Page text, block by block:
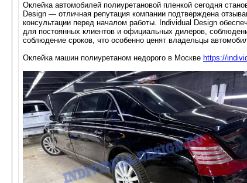
Оклейка автомобилей полиуретановой пленкой сегодня
Design — отличная репутация компании подтверждена
консультации перед началом работы. Individual Design
для постоянных клиентов и официальных дилеров,
соблюдение сроков, что особенно ценят владельцы
Оклейка машин полиуретаном недорого в Москве https://